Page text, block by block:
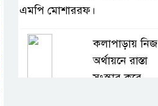
এমপি মোশাররফ।
কলাপাড়ায় নিজ
অর্থায়নে রাস্তা
সংস্কার করে